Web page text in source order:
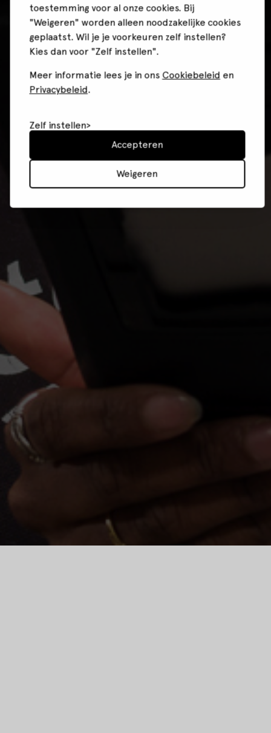
toestemming voor al onze cookies. Bij
"Weigeren" worden alleen noodzakelijke cookies
geplaatst. Wil je je voorkeuren zelf instellen?
Kies dan voor "Zelf instellen".
Meer informatie lees je in ons Cookiebeleid en
Privacybeleid.
Zelf instellen
Weigeren
Accepteren